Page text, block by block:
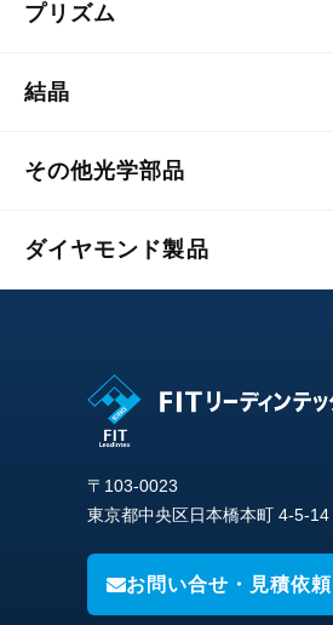
プリズム
結晶
その他光学部品
ダイヤモンド製品
〒103-0023
東京都中央区日本橋本町 4-5-14
お問い合せ・見積依頼